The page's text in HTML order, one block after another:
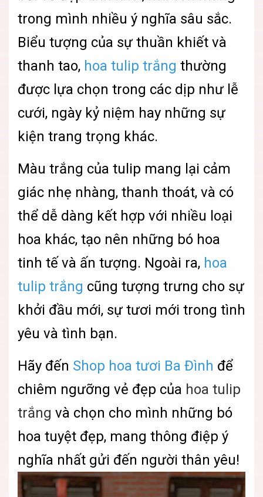
trong mình nhiều ý nghĩa sâu sắc.
Biểu tượng của sự thuần khiết và
thanh tao, hoa tulip trắng thường
được lựa chọn trong các dịp như lễ
cưới, ngày kỷ niệm hay những sự
kiện trang trọng khác.
Màu trắng của tulip mang lại cảm
giác nhẹ nhàng, thanh thoát, và có
thể dễ dàng kết hợp với nhiều loại
hoa khác, tạo nên những bó hoa
tinh tế và ấn tượng. Ngoài ra, hoa
tulip trắng cũng tượng trưng cho sự
khởi đầu mới, sự tươi mới trong tình
yêu và tình bạn.
Hãy đến Shop hoa tươi Ba Đình để
chiêm ngưỡng vẻ đẹp của hoa tulip
trắng và chọn cho mình những bó
hoa tuyệt đẹp, mang thông điệp ý
nghĩa nhất gửi đến người thân yêu!